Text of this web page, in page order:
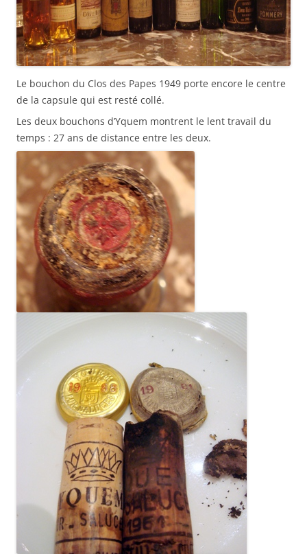
Le bouchon du Clos des Papes 1949 porte encore le centre
de la capsule qui est resté collé.
Les deux bouchons d’Yquem montrent le lent travail du
temps : 27 ans de distance entre les deux.